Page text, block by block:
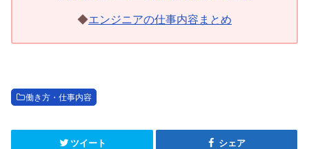
◆エンジニアの仕事内容まとめ
働き方・仕事内容
ツイート シェア